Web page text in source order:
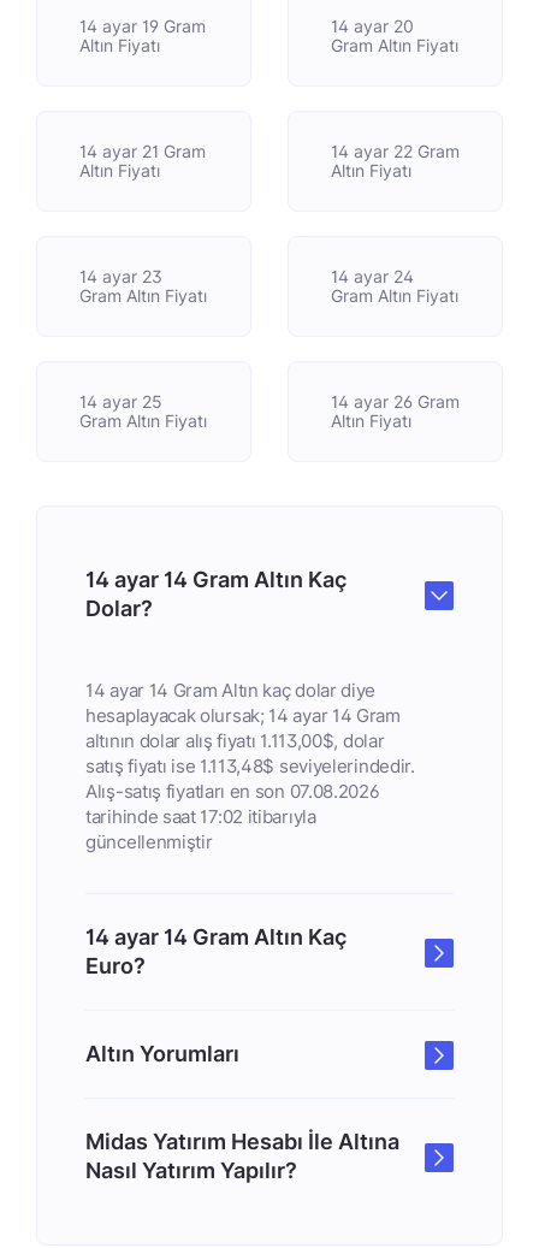
14 ayar 19 Gram
Altın Fiyatı
14 ayar 20
Gram Altın Fiyatı
14 ayar 21 Gram
Altın Fiyatı
14 ayar 22 Gram
Altın Fiyatı
14 ayar 23
Gram Altın Fiyatı
14 ayar 24
Gram Altın Fiyatı
14 ayar 25
Gram Altın Fiyatı
14 ayar 26 Gram
Altın Fiyatı
14 ayar 14 Gram Altın Kaç
Dolar?
14 ayar 14 Gram Altın kaç dolar diye
hesaplayacak olursak; 14 ayar 14 Gram
altının dolar alış fiyatı 1.113,00$, dolar
satış fiyatı ise 1.113,48$ seviyelerindedir.
Alış-satış fiyatları en son 07.08.2026
tarihinde saat 17:02 itibarıyla
güncellenmiştir
14 ayar 14 Gram Altın Kaç
Euro?
Altın Yorumları
Midas Yatırım Hesabı İle Altına
Nasıl Yatırım Yapılır?